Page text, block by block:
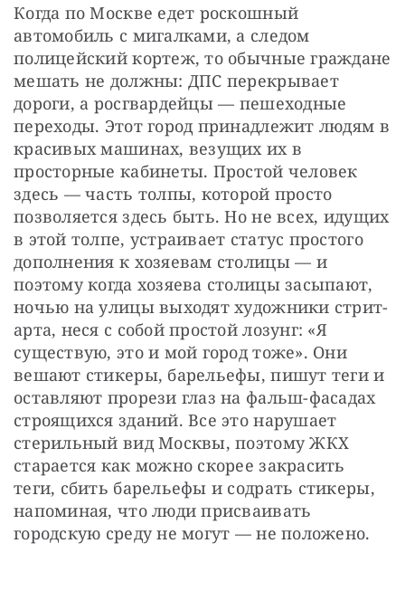
Когда по Москве едет роскошный
автомобиль с мигалками, а следом
полицейский кортеж, то обычные граждане
мешать не должны: ДПС перекрывает
дороги, а росгвардейцы — пешеходные
переходы. Этот город принадлежит людям в
красивых машинах, везущих их в
просторные кабинеты. Простой человек
здесь — часть толпы, которой просто
позволяется здесь быть. Но не всех, идущих
в этой толпе, устраивает статус простого
дополнения к хозяевам столицы — и
поэтому когда хозяева столицы засыпают,
ночью на улицы выходят художники стрит-
арта, неся с собой простой лозунг: «Я
существую, это и мой город тоже». Они
вешают стикеры, барельефы, пишут теги и
оставляют прорези глаз на фальш-фасадах
строящихся зданий. Все это нарушает
стерильный вид Москвы, поэтому ЖКХ
старается как можно скорее закрасить
теги, сбить барельефы и содрать стикеры,
напоминая, что люди присваивать
городскую среду не могут — не положено.